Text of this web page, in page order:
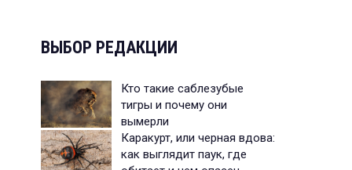
ВЫБОР РЕДАКЦИИ
Кто такие саблезубые
тигры и почему они
вымерли
Каракурт, или черная вдова:
как выглядит паук, где